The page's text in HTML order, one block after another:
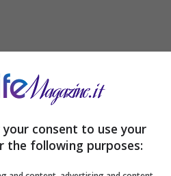
consent to use your
the following purposes: